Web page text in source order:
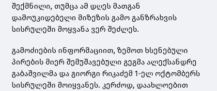
შექმნილი, თუმცა ამ დღეს მათგან
დამოუკიდებელი მიზეზის გამო განზრახვის
სისრულეში მოყვანა ვერ შეძლეს.
გამოძიების ინფორმაციით, ზემოთ ხსენებული
პირების მიერ შემუშავებული გეგმა ალექსანდრე
გაბაშვილმა და გიორგი რიკაძემ 1-ელ ოქტომბერს
სისრულეში მოიყვანეს. კერძოდ, დაახლოებით